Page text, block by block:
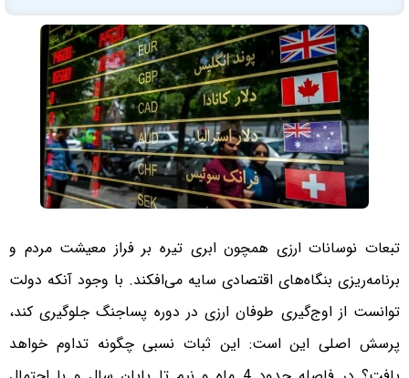
تبعات نوسانات ارزی همچون ابری تیره بر فراز معیشت مردم و
برنامه‌ریزی بنگاه‌های اقتصادی سایه می‌افکند. با وجود آنکه دولت
توانست از اوج‌گیری طوفان ارزی در دوره پساجنگ جلوگیری کند،
پرسش اصلی این است: این ثبات نسبی چگونه تداوم خواهد